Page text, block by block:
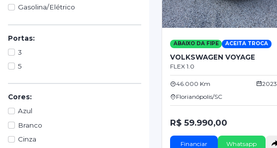
Gasolina/Elétrico
Portas:
3
5
Cores:
Azul
Branco
Cinza
ABAIXO DA FIPE ACEITA TROCA
VOLKSWAGEN VOYAGE
FLEX 1.0
46.000 Km
2023
Florianópolis/SC
R$ 59.990,00
Financiar Whatsapp